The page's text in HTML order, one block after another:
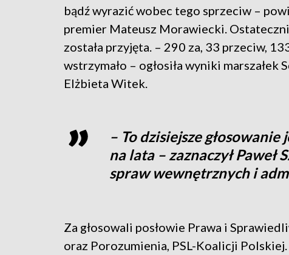
bądź wyrazić wobec tego sprzeciw –
premier Mateusz Morawiecki.
została przyjęta. – 290 za, 33 przeciw,
wstrzymało – ogłosiła wyniki marszałek
Elżbieta Witek.
– To dzisiejsze
na lata – zaznaczył
spraw wewnętrznych i
Za głosowali posłowie Prawa i
oraz Porozumienia, PSL-Koalicji